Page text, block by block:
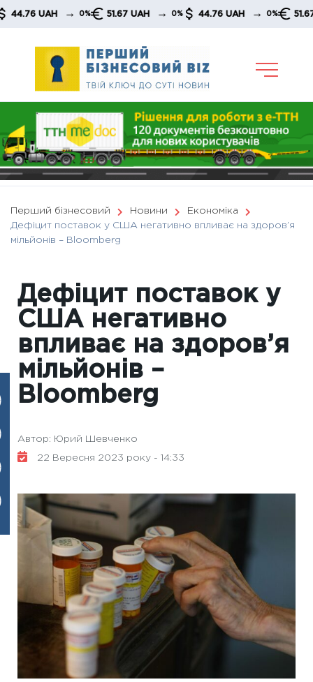
Skip
UAH → 0% 51.67 UAH → 0% 44.76 UAH → 0% 51.67 UAH
Перший бізнесовий Новини
Економіка
Дефіцит поставок у США негативно впливає на здоров’я
мільйонів – Вloomberg
Дефіцит поставок у
США негативно
впливає на здоров’я
мільйонів –
Вloomberg
Автор: Юрий Шевченко
22 Вересня 2023 року - 14:33